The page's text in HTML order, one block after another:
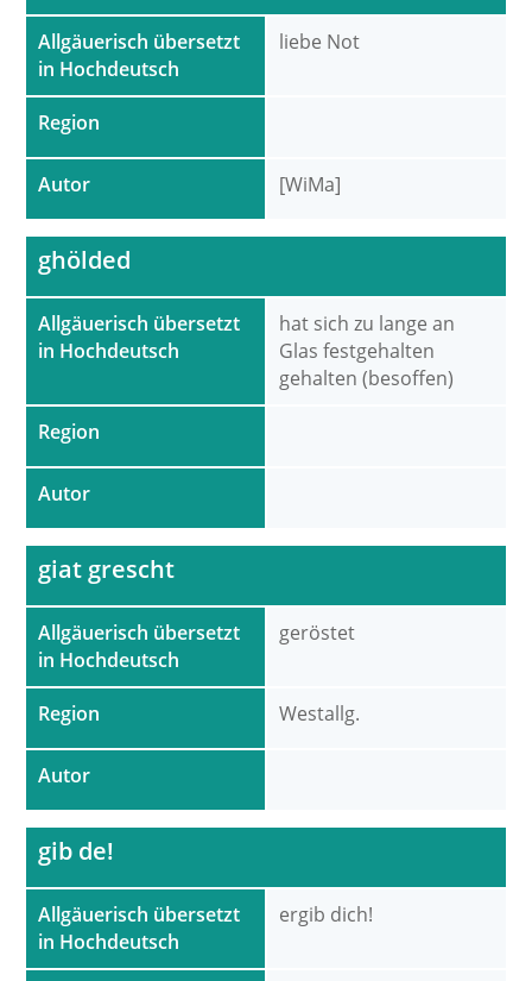
Allgäuerisch übersetzt
in Hochdeutsch
Region
Autor
liebe Not
[WiMa]
Allgäuerisch übersetzt
in Hochdeutsch
Region
Autor
ghölded
hat sich zu lange an
Glas festgehalten
gehalten (besoffen)
Allgäuerisch übersetzt
in Hochdeutsch
Region
Autor
giat grescht
geröstet
Westallg.
Allgäuerisch übersetzt
in Hochdeutsch
gib de!
ergib dich!